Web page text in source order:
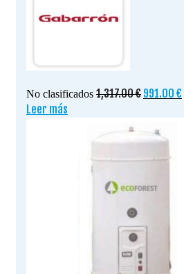
No clasificados 1,317.00€ El
era:
1,317.00 €.
991.00 €
Leer más